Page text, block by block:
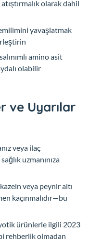
olarak dahil
yavaşlatmak
amino asit
olabilir
ve Uyarılar
veya ilaç
uzmanınıza
veya peynir altı
kaçınmalıdır—bu
ürünlerle ilgili 2023
rehberlik olmadan